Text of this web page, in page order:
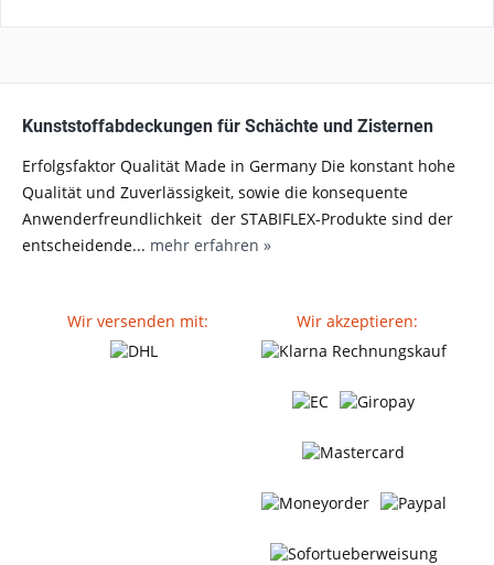
Kunststoffabdeckungen für Schächte und Zisternen
Erfolgsfaktor Qualität Made in Germany Die konstant hohe
Qualität und Zuverlässigkeit, sowie die konsequente
Anwenderfreundlichkeit der STABIFLEX-Produkte sind der
entscheidende... mehr erfahren »
Wir versenden mit: Wir akzeptieren: